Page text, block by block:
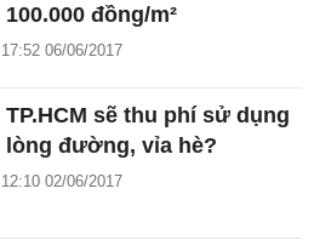
100.000 đồng/m²
17:52 06/06/2017
TP.HCM sẽ thu phí sử dụng
lòng đường, vỉa hè?
12:10 02/06/2017